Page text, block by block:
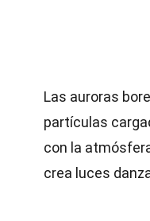
Las auroras
partículas
con la
crea luces